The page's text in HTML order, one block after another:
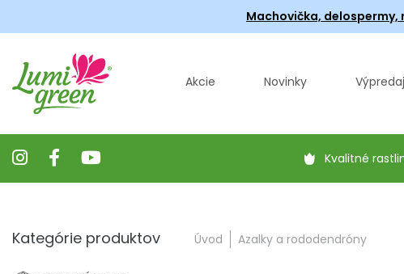
Machovička, delospermy,
Akcie Novinky Výpredaj
Kvalitné
Úvod Azalky a rododendróny
Kategórie produktov